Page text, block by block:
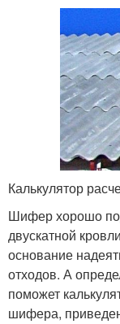
Калькулятор
Шифер хорошо
двускатной
основание
отходов. А
поможет
шифера,